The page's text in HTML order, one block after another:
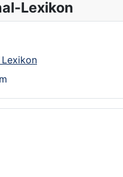
Lexikon